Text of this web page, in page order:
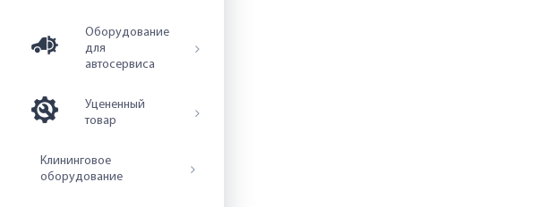
Оборудование
для
автосервиса
Уцененный
товар
Клининговое
оборудование